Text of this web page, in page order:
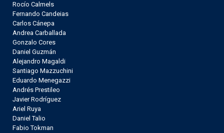
Rocío Calmels
Fernando Candeias
Carlos Cánepa
Andrea Carballada
Gonzalo Cores
Daniel Guzmán
Alejandro Magaldi
Santiago Mazzuchini
Eduardo Menegazzi
Andrés Prestileo
Javier Rodríguez
Ariel Ruya
Daniel Talio
Fabio Tokman